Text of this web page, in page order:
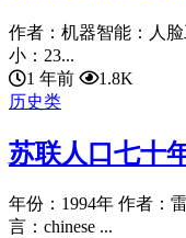
作者：机器智能：人脸
小：23...
1 年前
1.8K
历史类
苏联人口七十
年份：1994年 作者：
言：chinese ...